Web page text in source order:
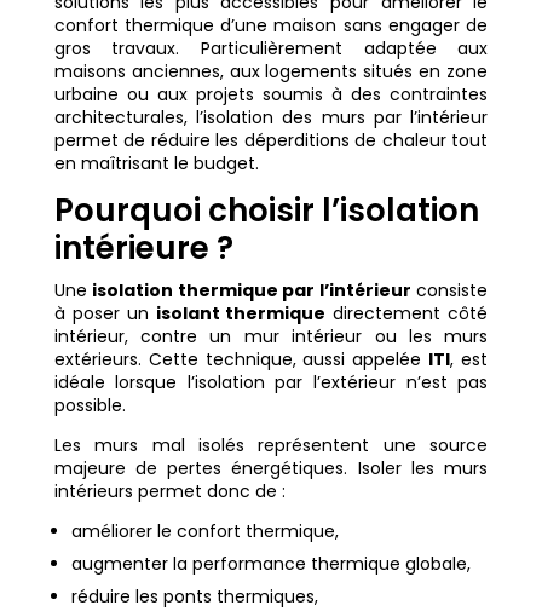
confort thermique d’une maison sans engager de
gros travaux. Particulièrement adaptée aux
maisons anciennes, aux logements situés en zone
urbaine ou aux projets soumis à des contraintes
architecturales, l’isolation des murs par l’intérieur
permet de réduire les déperditions de chaleur tout
en maîtrisant le budget.
Pourquoi choisir l’isolation
intérieure ?
Une isolation thermique par l’intérieur consiste
à poser un isolant thermique directement côté
intérieur, contre un mur intérieur ou les murs
extérieurs. Cette technique, aussi appelée ITI, est
idéale lorsque l’isolation par l’extérieur n’est pas
possible.
Les murs mal isolés représentent une source
majeure de pertes énergétiques. Isoler les murs
intérieurs permet donc de :
améliorer le confort thermique,
augmenter la performance thermique globale,
réduire les ponts thermiques,